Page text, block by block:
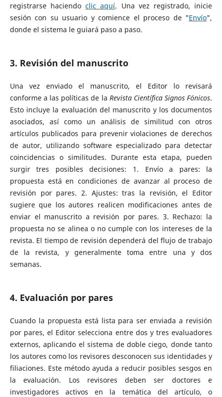
registrarse haciendoclic aquí. Una vez registrado, inicie
sesión con su usuario y comience el proceso de "Envío",
donde el sistema le guiará paso a paso.
3. Revisión del manuscrito
Una vez enviado el manuscrito, el Editor lo revisará
conforme a las políticas de la Revista Científica Signos Fónicos.
Esto incluye la evaluación del manuscrito y los documentos
asociados, así como un análisis de similitud con otros
artículos publicados para prevenir violaciones de derechos
de autor, utilizando software especializado para detectar
coincidencias o similitudes. Durante esta etapa, pueden
surgir tres posibles decisiones: 1. Envío a pares: la
propuesta está en condiciones de avanzar al proceso de
revisión por pares. 2. Ajustes: tras la revisión, el Editor
sugiere que los autores realicen modificaciones antes de
enviar el manuscrito a revisión por pares. 3. Rechazo: la
propuesta no se alinea o no cumple con los intereses de la
revista. El tiempo de revisión dependerá del flujo de trabajo
de la revista, y generalmente toma entre una y dos
semanas.
4. Evaluación por pares
Cuando la propuesta está lista para ser enviada a revisión
por pares, el Editor selecciona entre dos y tres evaluadores
externos, aplicando el sistema de doble ciego, donde tanto
los autores como los revisores desconocen sus identidades y
filiaciones. Este método ayuda a reducir posibles sesgos en
la evaluación. Los revisores deben ser doctores e
investigadores activos en la temática del artículo, o